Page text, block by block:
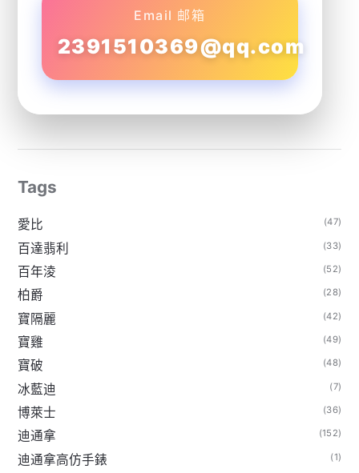
Email 邮箱
2391510369@qq.com
Tags
愛比 (47)
百達翡利 (33)
百年淩 (52)
柏爵 (28)
寶隔麗 (42)
寶雞 (49)
寶破 (48)
冰藍迪 (7)
博萊士 (36)
迪通拿 (152)
迪通拿高仿手錶 (1)